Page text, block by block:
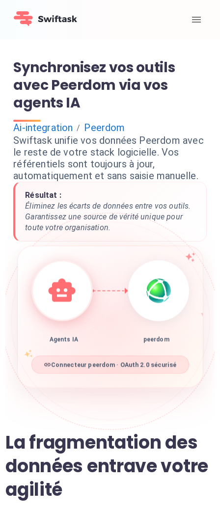
Synchronisez vos outils
avec Peerdom via vos
agents IA
Ai-integration / Peerdom
Swiftask unifie vos données Peerdom avec
le reste de votre stack logicielle. Vos
référentiels sont toujours à jour,
automatiquement et sans saisie manuelle.
Résultat :
Éliminez les écarts de données entre vos outils.
Garantissez une source de vérité unique pour
toute votre organisation.
Agents IA peerdom
Connecteur peerdom · OAuth 2.0 sécurisé
La fragmentation des
données entrave votre
agilité